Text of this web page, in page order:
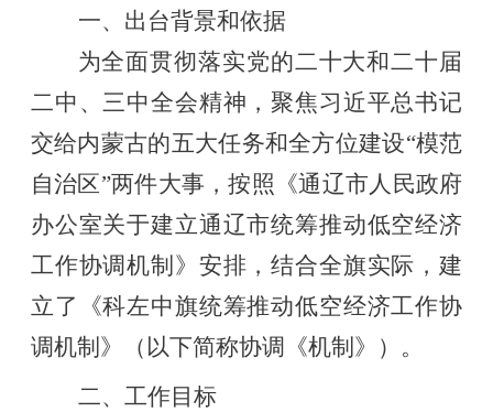
一、出台背景和依据
为全面贯彻落实党的二十大和二十届
二中、三中全会精神，聚焦习近平总书记
交给内蒙古的五大任务和全方位建设“模范
自治区”两件大事，按照《通辽市人民政府
办公室关于建立通辽市统筹推动低空经济
工作协调机制》安排，结合全旗实际，建
立了《科左中旗统筹推动低空经济工作协
调机制》（以下简称协调《机制》）。
二、工作目标